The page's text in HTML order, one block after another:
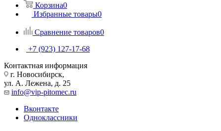
Корзина0
Избранные товары0
Сравнение товаров0
+7 (923) 127-17-68
Контактная информация
г. Новосибирск,
ул. А. Лежена, д. 25
info@vip-pitomec.ru
Вконтакте
Одноклассники